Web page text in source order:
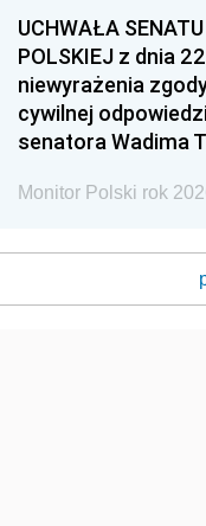
UCHWAŁA
POLSKIEJ z dnia
niewyrażenia
cywilnej
senatora Wadima
Monitor Polski rok